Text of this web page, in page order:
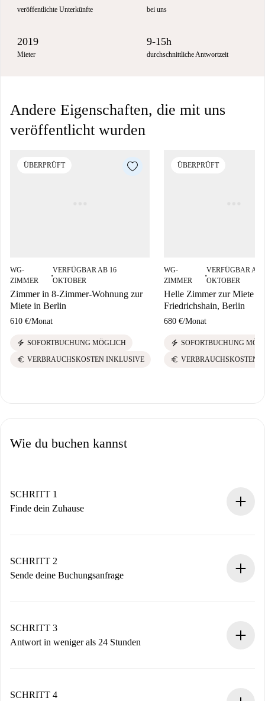
veröffentlichte Unterkünfte bei uns
2019
Mieter
9-15h
durchschnittliche Antwortzeit
Andere Eigenschaften, die mit uns
veröffentlicht wurden
ÜBERPRÜFT
WG-
ZIMMER
■
VERFÜGBAR AB 16
OKTOBER
Zimmer in 8-Zimmer-Wohnung zur
Miete in Berlin
610 €/Monat
electric_bolt SOFORTBUCHUNG MÖGLICH
euro VERBRAUCHSKOSTEN INKLUSIVE
ÜBERPRÜFT
WG-
ZIMMER
■
VERFÜGBAR AB
OKTOBER
Helle Zimmer zur Miete in
Friedrichshain, Berlin
680 €/Monat
electric_bolt SOFORTBUCHUNG
euro VERBRAUCHSKOSTEN
Wie du buchen kannst
SCHRITT 1
Finde dein Zuhause
Du erhältst alle notwendigen Informationen im Voraus.
SCHRITT 2
Sende deine Buchungsanfrage
Denk daran, dass wir dich erst belasten, wenn der
Vermieter zustimmt.
SCHRITT 3
Antwort in weniger als 24 Stunden
stellen den Kontakt her.
SCHRITT 4